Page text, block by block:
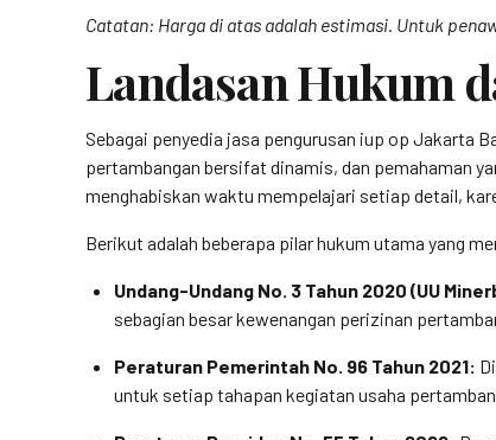
Catatan: Harga di atas adalah estimasi. Untuk
Landasan Hukum
Sebagai penyedia jasa pengurusan iup op Jakarta
pertambangan bersifat dinamis, dan pemahaman
menghabiskan waktu mempelajari setiap detail,
Berikut adalah beberapa pilar hukum utama yang
Undang-Undang No. 3 Tahun 2020 (UU
sebagian besar kewenangan perizinan
Peraturan Pemerintah No. 96 Tahun 2021:
untuk setiap tahapan kegiatan usaha